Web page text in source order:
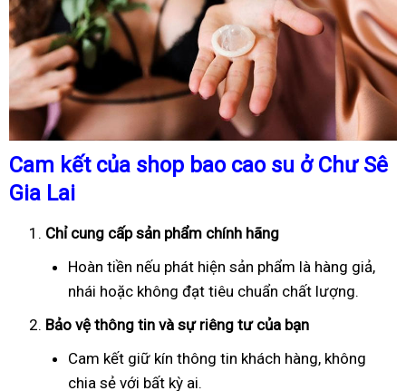
Cam kết của shop bao cao su ở Chư Sê
Gia Lai
Chỉ cung cấp sản phẩm chính hãng
Hoàn tiền nếu phát hiện sản phẩm là hàng giả,
nhái hoặc không đạt tiêu chuẩn chất lượng.
Bảo vệ thông tin và sự riêng tư của bạn
Cam kết giữ kín thông tin khách hàng, không
chia sẻ với bất kỳ ai.